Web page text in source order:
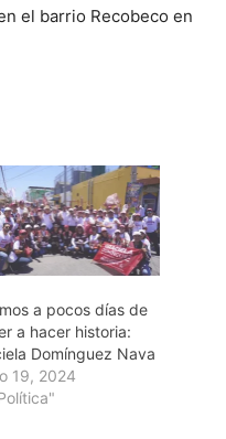
el barrio Recobeco en
a pocos días de
a hacer historia:
Domínguez Nava
19, 2024